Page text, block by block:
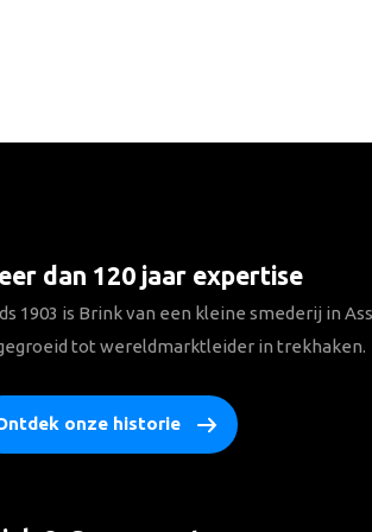
dan 120 jaar expertise
1903 is Brink van een kleine smederij in
tot wereldmarktleider in trekhaken.
onze historie